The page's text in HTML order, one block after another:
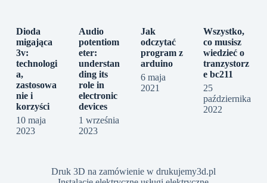
Dioda
migająca
3v:
technologi
a,
zastosowa
nie i
korzyści
10 maja
2023
Audio
potentiom
eter:
understan
ding its
role in
electronic
devices
1 września
2023
Jak
odczytać
program z
arduino
6 maja
2021
Wszystko,
co musisz
wiedzieć o
tranzystorz
e bc211
25
października
2022
Druk 3D na zamówienie w drukujemy3d.pl